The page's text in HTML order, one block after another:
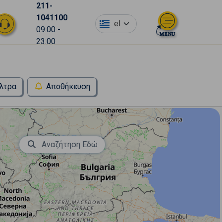
211-
1041100
09:00 -
23:00
el
Αποθήκευση
Αναζήτηση Εδώ